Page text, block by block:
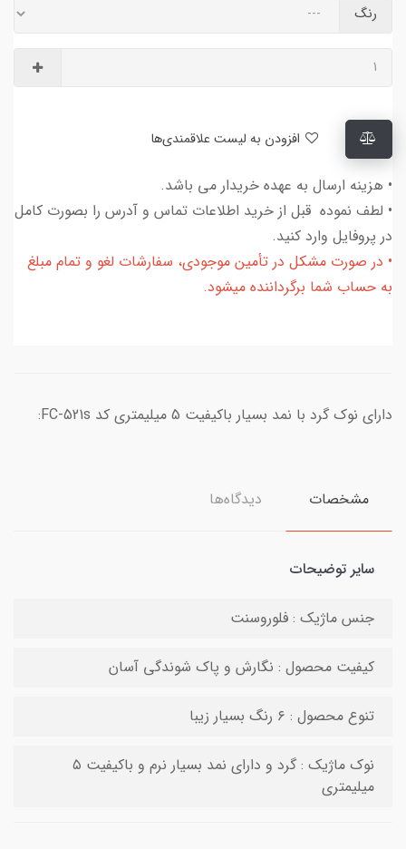
رنگ
• هزینه ارسال به عهده خریدار می باشد.
• لطف نموده قبل از خرید اطلاعات تماس و آدرس را بصورت کامل
در پروفایل وارد کنید.
• در صورت مشکل در تأمین موجودی، سفارشات لغو و تمام مبلغ
به حساب شما برگرداننده میشود.
دارای نوک گرد با نمد بسیار باکیفیت 5 میلیمتری کد FC-521s:
مشخصات دیدگاه‌ها
سایر توضیحات
جنس ماژیک : فلوروسنت
کیفیت محصول : نگارش و پاک شوندگی آسان
تنوع محصول : ۶ رنگ بسیار زیبا
نوک ماژیک : گرد و دارای نمد بسیار نرم و باکیفیت ۵
میلیمتری